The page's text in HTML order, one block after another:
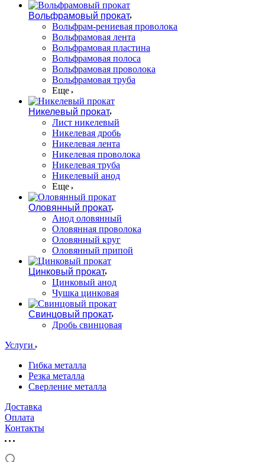
Вольфрамовый прокат
Вольфрам-рениевая проволока
Вольфрамовая лента
Вольфрамовая пластина
Вольфрамовая полоса
Вольфрамовая проволока
Вольфрамовая труба
Еще
Никелевый прокат
Лист никелевый
Никелевая дробь
Никелевая лента
Никелевая проволока
Никелевая труба
Никелевый анод
Еще
Оловянный прокат
Анод оловянный
Оловянная проволока
Оловянный круг
Оловянный припой
Цинковый прокат
Цинковый анод
Чушка цинковая
Свинцовый прокат
Дробь свинцовая
Услуги
Гибка металла
Резка металла
Сверление металла
Доставка
Оплата
Контакты